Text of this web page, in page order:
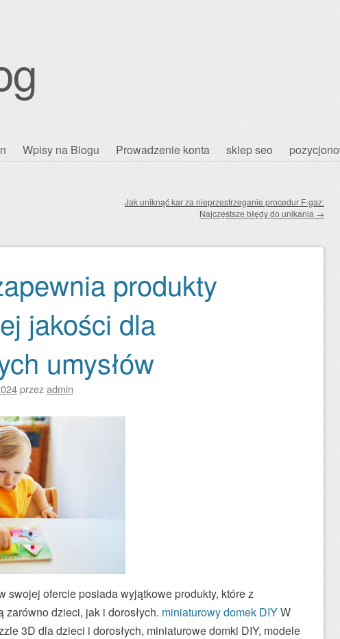
Wpisy na Blogu Prowadzenie konta sklep seo
Jak uniknąć kar za nieprzestrzeganie procedur F-gaz:
Najczęstsze błędy do unikania →
produkty
jakości dla
umysłów
przezadmin
swojej ofercie posiada wyjątkowe produkty, które z
dzieci, jak i dorosłych. miniaturowy domek DIYW
3D dla dzieci i dorosłych, miniaturowe domki DIY, modele